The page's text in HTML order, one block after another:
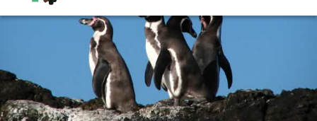
Petitionen
Projekte
Ihre Spende hilft
Allgemeine Spende